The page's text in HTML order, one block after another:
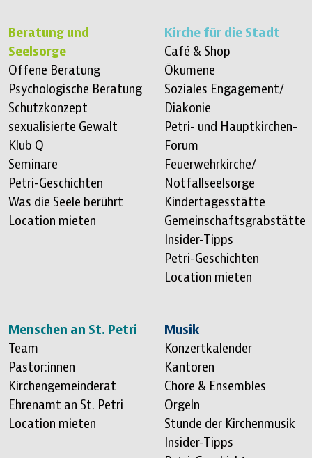
Beratung und
Seelsorge
Offene Beratung
Psychologische Beratung
Schutzkonzept
sexualisierte Gewalt
Klub Q
Seminare
Petri-Geschichten
Was die Seele berührt
Location mieten
Kirche für die Stadt
Café & Shop
Ökumene
Soziales Engagement/
Diakonie
Petri- und Hauptkirchen-
Forum
Feuerwehrkirche/
Notfallseelsorge
Kindertagesstätte
Gemeinschaftsgrabstätte
Insider-Tipps
Petri-Geschichten
Location mieten
Menschen an St. Petri
Team
Pastor:innen
Kirchengemeinderat
Ehrenamt an St. Petri
Location mieten
Musik
Konzertkalender
Kantoren
Chöre & Ensembles
Orgeln
Stunde der Kirchenmusik
Insider-Tipps